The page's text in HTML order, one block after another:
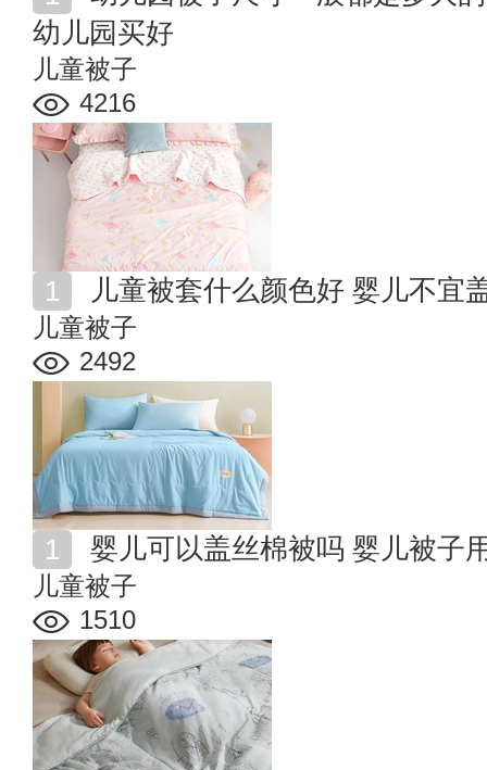
幼儿园买好
儿童被子
4216
儿童被套什么颜色好 婴儿不宜
儿童被子
2492
婴儿可以盖丝棉被吗 婴儿被子
儿童被子
1510